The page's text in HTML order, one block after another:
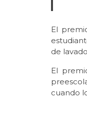
El
de
El
cuando